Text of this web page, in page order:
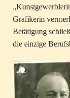
Grafikerin
Betätigung
die einzige